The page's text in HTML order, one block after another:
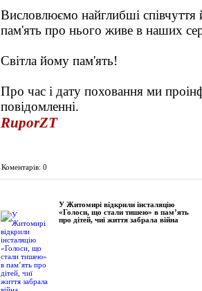
Висловлюємо найглибші
пам'ять про нього живе в наших
Світла йому пам'ять!
Про час і дату поховання ми
повідомленні.
RuporZT
Коментарів: 0
У Житомирі відкрили інсталяцію
«Голоси, що стали тишею» в пам’ять
про дітей, чиї життя забрала війна